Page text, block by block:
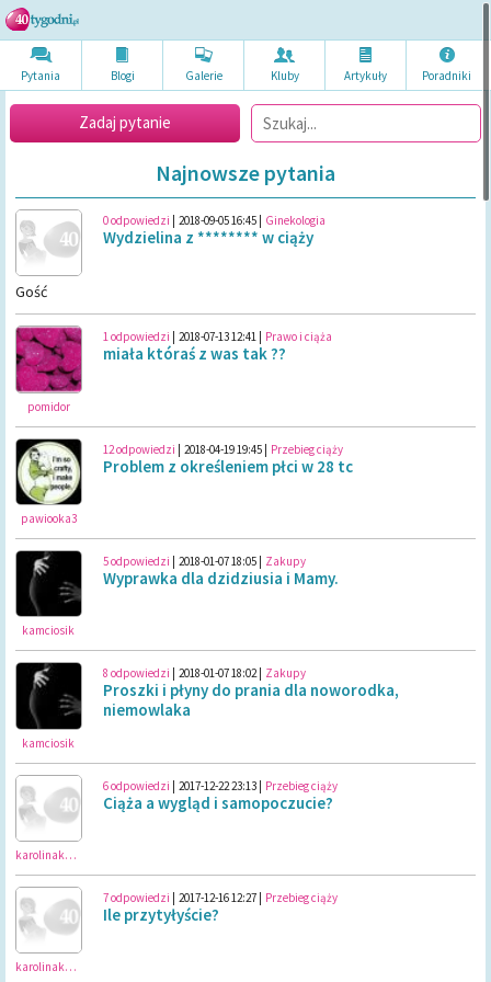
Pytania Blogi Galerie Kluby Artykuły Poradniki
Zadaj pytanie
Najnowsze pytania
Gość
0 odpowiedzi 2018-09-05 16:45 Ginekologia
Wydzielina z ******** w ciąży
pomidor
1 odpowiedzi 2018-07-13 12:41 Prawo i ciąża
miała któraś z was tak ??
pawiooka3
12 odpowiedzi | 2018-04-19 19:45 | Przebieg ciąży
Problem z określeniem płci w 28 tc
kamciosik
5 odpowiedzi 2018-01-07 18:05 Zakupy
Wyprawka dla dzidziusia i Mamy.
kamciosik
8 odpowiedzi 2018-01-07 18:02 Zakupy
Proszki i płyny do prania dla noworodka,
niemowlaka
karolinakarolina
6 odpowiedzi | 2017-12-22 23:13 | Przebieg ciąży
Ciąża a wygląd i samopoczucie?
karolinakarolina
7 odpowiedzi | 2017-12-16 12:27 | Przebieg ciąży
Ile przytyłyście?